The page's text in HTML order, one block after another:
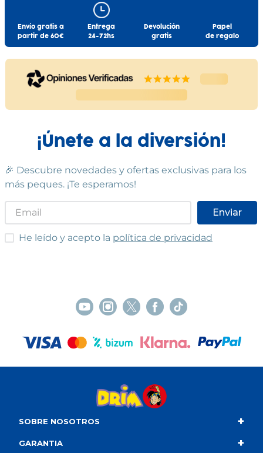
Envío gratis a
partir de 60€
Entrega
24-72hs
Devolución
gratis
Papel
de regalo
¡Únete a la diversión!
🎉 Descubre novedades y ofertas exclusivas para los
más peques. ¡Te esperamos!
Enviar
He leído y acepto las condiciones
He leído y acepto la política de privacidad
SOBRE NOSOTROS +
Contacto
GARANTIA +